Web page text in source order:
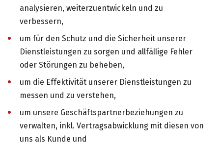
analysieren, weiterzuentwickeln und zu
verbessern,
um für den Schutz und die Sicherheit unserer
Dienstleistungen zu sorgen und allfällige Fehler
oder Störungen zu beheben,
um die Effektivität unserer Dienstleistungen zu
messen und zu verstehen,
um unsere Geschäftspartnerbeziehungen zu
verwalten, inkl. Vertragsabwicklung mit diesen von
uns als Kunde und